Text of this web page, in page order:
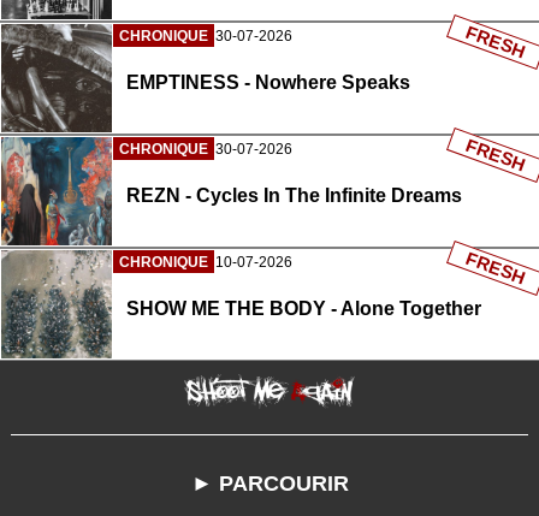
CHRONIQUE 30-07-2026
EMPTINESS - Nowhere Speaks
FRESH
CHRONIQUE 30-07-2026
REZN - Cycles In The Infinite Dreams
FRESH
CHRONIQUE 10-07-2026
SHOW ME THE BODY - Alone Together
FRESH
► PARCOURIR